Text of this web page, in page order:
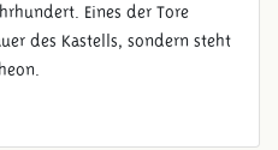
Eines der Tore
des Kastells, sondern steht